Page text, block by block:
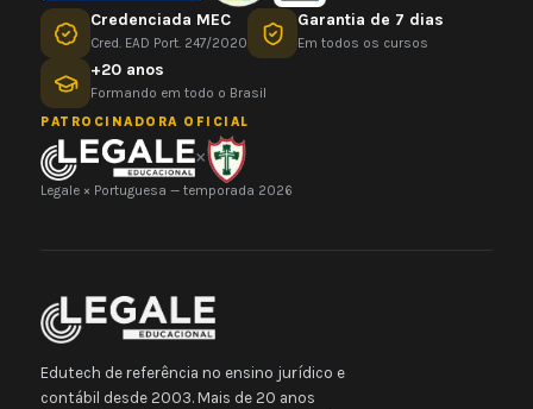
Credenciada MEC
Cred. EAD Port. 247/2020
Garantia de 7 dias
Em todos os cursos
+20 anos
Formando em todo o Brasil
PATROCINADORA OFICIAL
×
Legale × Portuguesa — temporada 2026
Edutech de referência no ensino jurídico e
contábil desde 2003. Mais de 20 anos